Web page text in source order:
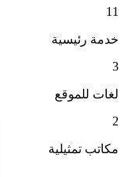
11
خدمة رئيسية
3
لغات للموقع
2
مكاتب تمثيلية